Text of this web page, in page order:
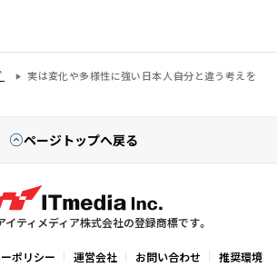
実は変化や多様性に強い日本人――自分と違う考えを
ページトップへ戻る
ティメディア株式会社の登録商標です。
ポリシー 運営会社 お問い合わせ 推奨環境